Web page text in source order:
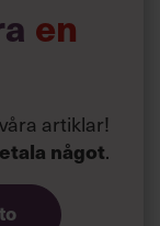
en
artiklar!
något.